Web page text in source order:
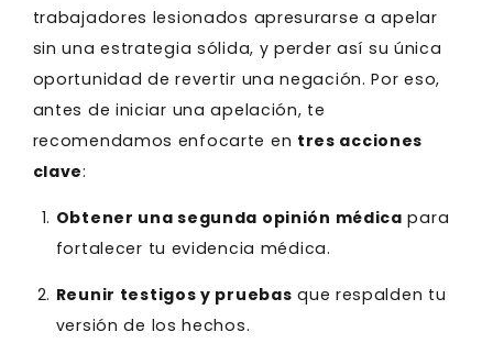
trabajadores lesionados apresurarse a apelar
sin una estrategia sólida, y perder así su única
oportunidad de revertir una negación. Por eso,
antes de iniciar una apelación, te
recomendamos enfocarte en tres acciones
clave:
Obtener una segunda opinión médica para
fortalecer tu evidencia médica.
Reunir testigos y pruebas que respalden tu
versión de los hechos.